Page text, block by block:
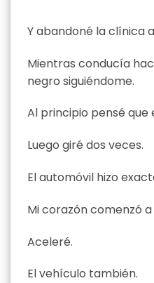
Y abandoné la clínica
Mientras conducía
negro siguiéndome.
Al principio pensé que
Luego giré dos veces.
El automóvil hizo
Mi corazón comenzó
Aceleré.
El vehículo también.